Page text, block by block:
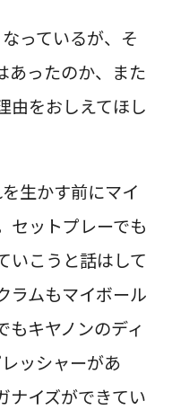
っているが、そ
あったのか、また
由をおしえてほし
生かす前にマイ
セットプレーでも
いこうと話はして
ラムもマイボール
もキヤノンのディ
ッシャーがあ
ナイズができてい